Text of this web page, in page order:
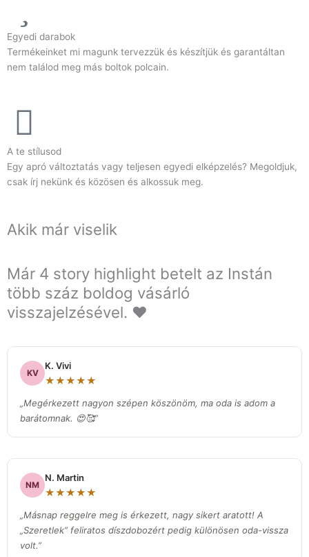
Egyedi darabok
Termékeinket mi magunk tervezzük és készítjük és garantáltan
nem találod meg más boltok polcain.
A te stílusod
Egy apró változtatás vagy teljesen egyedi elképzelés? Megoldjuk,
csak írj nekünk és közösen és alkossuk meg.
Akik már viselik
Már 4 story highlight betelt az Instán
több száz boldog vásárló
visszajelzésével. ❤️
KV
K. Vivi
★★★★★
„Megérkezett nagyon szépen köszönöm, ma oda is adom a
barátomnak. 😍🥰”
NM
N. Martin
★★★★★
„Másnap reggelre meg is érkezett, nagy sikert aratott! A
„Szeretlek” feliratos díszdobozért pedig különösen oda-vissza
volt.”